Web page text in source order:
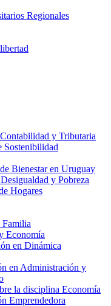
Regionales
y Tributaria
Sostenibilidad
Bienestar en Uruguay
y Pobreza
Hogares
Familia
Economía
en Dinámica
en Administración y
la disciplina Economía
Emprendedora